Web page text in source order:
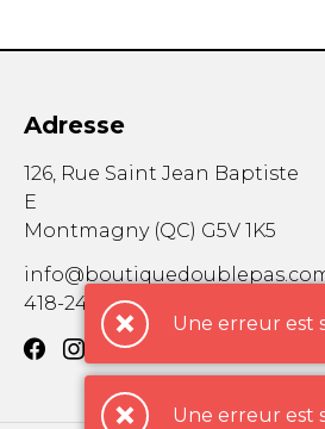
Adresse
126, Rue Saint Jean Baptiste
E
Montmagny (QC) G5V 1K5
418-248-7800
Une erreur est
Une erreur est